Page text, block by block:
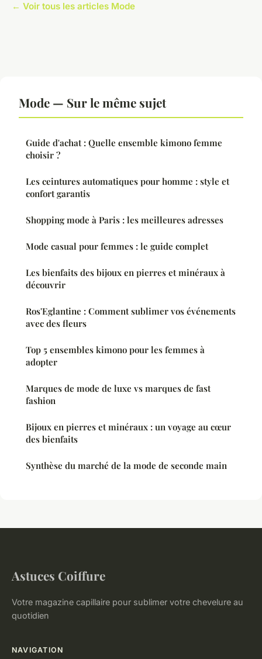
← Voir tous les articles Mode
Mode — Sur le même sujet
Guide d'achat : Quelle ensemble kimono femme
choisir ?
Les ceintures automatiques pour homme : style et
confort garantis
Shopping mode à Paris : les meilleures adresses
Mode casual pour femmes : le guide complet
Les bienfaits des bijoux en pierres et minéraux à
découvrir
Ros'Eglantine : Comment sublimer vos événements
avec des fleurs
Top 5 ensembles kimono pour les femmes à
adopter
Marques de mode de luxe vs marques de fast
fashion
Bijoux en pierres et minéraux : un voyage au cœur
des bienfaits
Synthèse du marché de la mode de seconde main
Astuces Coiffure
Votre magazine capillaire pour sublimer votre chevelure au
quotidien
NAVIGATION